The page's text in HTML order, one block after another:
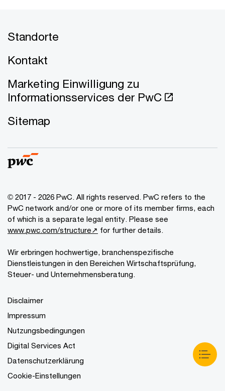
Standorte
Kontakt
Marketing Einwilligung zu
Informationsservices der PwC
Sitemap
© 2017 - 2026 PwC. All rights reserved. PwC refers to the
PwC network and/or one or more of its member firms, each
of which is a separate legal entity. Please see
www.pwc.com/structure↗ for further details.
Wir erbringen hochwertige, branchenspezifische
Dienstleistungen in den Bereichen Wirtschaftsprüfung,
Steuer- und Unternehmensberatung.
Disclaimer
Impressum
Nutzungsbedingungen
Digital Services Act
Datenschutzerklärung
Cookie-Einstellungen